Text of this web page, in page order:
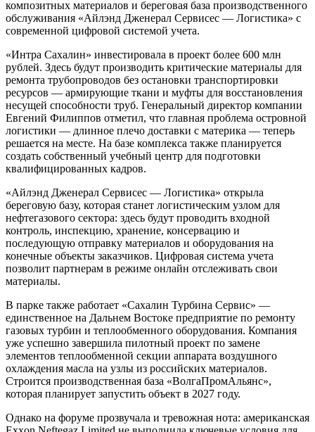
композитных материалов и береговая база производственного
обслуживания «Айлэнд Дженерал Сервисес — Логистика» с
современной цифровой системой учета.
«Интра Сахалин» инвестировала в проект более 600 млн
рублей. Здесь будут производить критические материалы для
ремонта трубопроводов без остановки транспортировки
ресурсов — армирующие ткани и муфты для восстановления
несущей способности труб. Генеральный директор компании
Евгений Филиппов отметил, что главная проблема островной
логистики — длинное плечо доставки с материка — теперь
решается на месте. На базе комплекса также планируется
создать собственный учебный центр для подготовки
квалифицированных кадров.
«Айлэнд Дженерал Сервисес — Логистика» открыла
береговую базу, которая станет логистическим узлом для
нефтегазового сектора: здесь будут проводить входной
контроль, инспекцию, хранение, консервацию и
последующую отправку материалов и оборудования на
конечные объекты заказчиков. Цифровая система учета
позволит партнерам в режиме онлайн отслеживать свои
материалы.
В парке также работает «Сахалин Турбина Сервис» —
единственное на Дальнем Востоке предприятие по ремонту
газовых турбин и теплообменного оборудования. Компания
уже успешно завершила пилотный проект по замене
элементов теплообменной секции аппарата воздушного
охлаждения масла на узлы из российских материалов.
Строится производственная база «ВолгаПромАльянс»,
которая планирует запустить объект в 2027 году.
Однако на форуме прозвучала и тревожная нота: американская